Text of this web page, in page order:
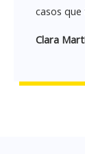
casos
Clara